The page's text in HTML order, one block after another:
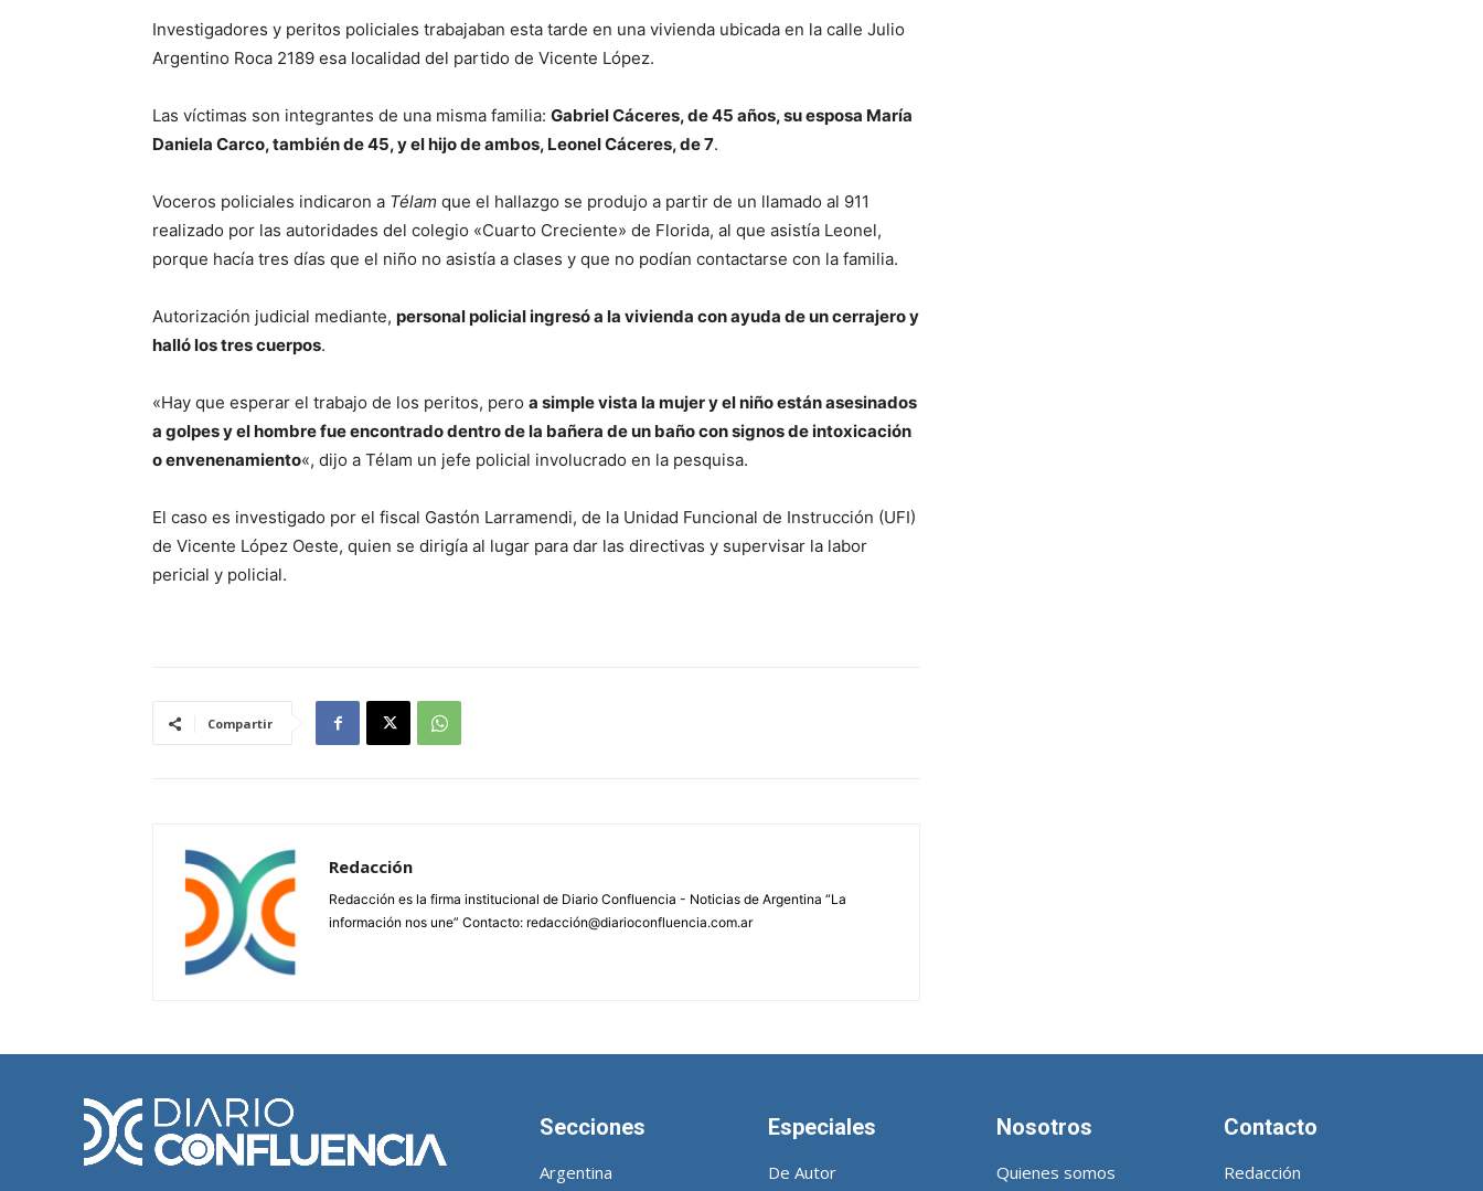
Investigadores y peritos policiales trabajaban esta tarde en una vivienda ubicada en la calle Julio
Argentino Roca 2189 esa localidad del partido de Vicente López.
Las víctimas son integrantes de una misma familia: Gabriel Cáceres, de 45 años, su esposa María
Daniela Carco, también de 45, y el hijo de ambos, Leonel Cáceres, de 7.
Voceros policiales indicaron a Télam que el hallazgo se produjo a partir de un llamado al 911
realizado por las autoridades del colegio «Cuarto Creciente» de Florida, al que asistía Leonel,
porque hacía tres días que el niño no asistía a clases y que no podían contactarse con la familia.
Autorización judicial mediante, personal policial ingresó a la vivienda con ayuda de un cerrajero y
halló los tres cuerpos.
«Hay que esperar el trabajo de los peritos, pero a simple vista la mujer y el niño están asesinados
a golpes y el hombre fue encontrado dentro de la bañera de un baño con signos de intoxicación
o envenenamiento«, dijo a Télam un jefe policial involucrado en la pesquisa.
El caso es investigado por el fiscal Gastón Larramendi, de la Unidad Funcional de Instrucción (UFI)
de Vicente López Oeste, quien se dirigía al lugar para dar las directivas y supervisar la labor
pericial y policial.
Compartir
Redacción
Redacción es la firma institucional de Diario Confluencia - Noticias de Argentina “La
información nos une” Contacto: redacción@diarioconfluencia.com.ar
Secciones
Argentina
Especiales
De Autor
Nosotros
Quienes somos
Contacto
Redacción